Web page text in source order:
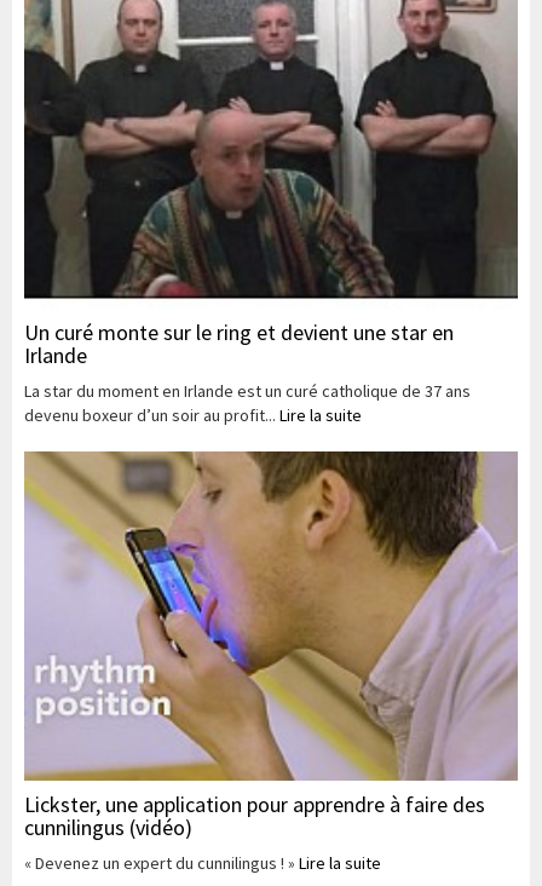
Un curé monte sur le ring et devient une star en
Irlande
La star du moment en Irlande est un curé catholique de 37 ans
devenu boxeur d’un soir au profit... Lire la suite
Lickster, une application pour apprendre à faire des
cunnilingus (vidéo)
« Devenez un expert du cunnilingus ! » Lire la suite